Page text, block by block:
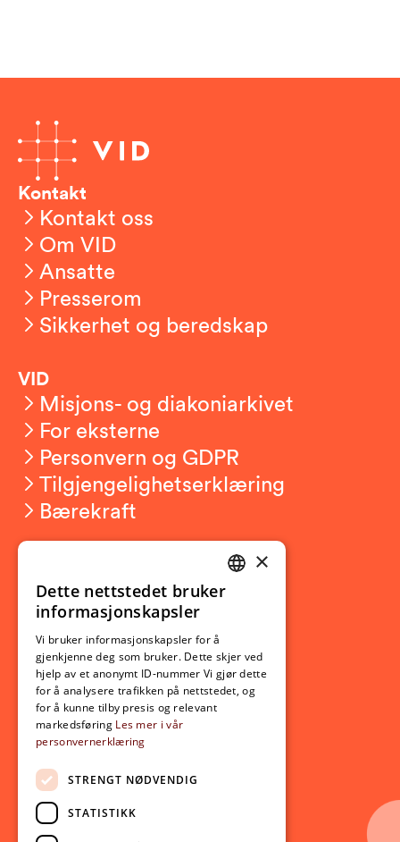
Kontakt
Kontakt oss
Om VID
Ansatte
Presserom
Sikkerhet og beredskap
VID
Misjons- og diakoniarkivet
For eksterne
Personvern og GDPR
Tilgjengelighetserklæring
Bærekraft
Ny student
Utveksling
Opptak
Lov- og regelverk
Aktuelt
Nyheter
Arrangementer
Nyhetsbrev
Ledige stillinger
NORWEGIAN
×
Dette nettstedet bruker
informasjonskapsler
Vi bruker informasjonskapsler for å
gjenkjenne deg som bruker. Dette skjer ved
hjelp av et anonymt ID-nummer Vi gjør dette
for å analysere trafikken på nettstedet, og
for å kunne tilby presis og relevant
markedsføring Les mer i vår
personvernerklæring
STRENGT NØDVENDIG
STATISTIKK